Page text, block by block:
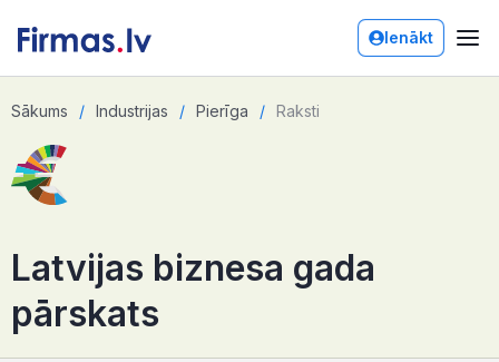
Ienākt
Sākums Industrijas Pierīga Raksti
Latvijas biznesa gada
pārskats